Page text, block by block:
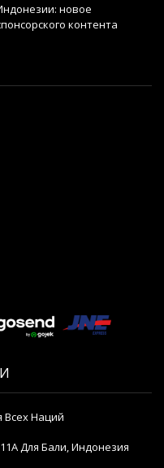
новое
контента
Всех Наций
Для Бали, Индонезия